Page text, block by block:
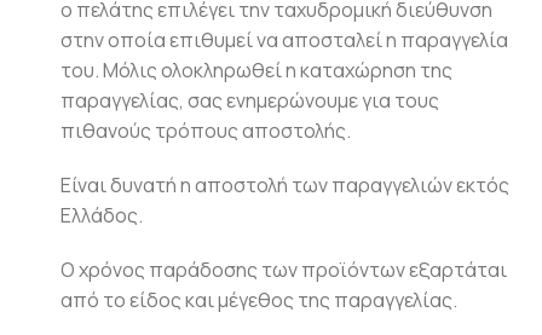
ο πελάτης επιλέγει την ταχυδρομική διεύθυνση
στην οποία επιθυμεί να αποσταλεί η παραγγελία
του. Μόλις ολοκληρωθεί η καταχώρηση της
παραγγελίας, σας ενημερώνουμε για τους
πιθανούς τρόπους αποστολής.
Είναι δυνατή η αποστολή των παραγγελιών εκτός
Ελλάδος.
Ο χρόνος παράδοσης των προϊόντων εξαρτάται
από το είδος και μέγεθος της παραγγελίας.